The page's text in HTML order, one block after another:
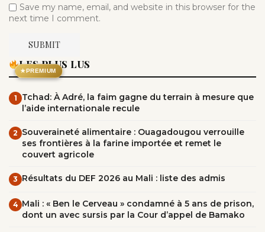
Save my name, email, and website in this browser for the
next time I comment.
★PREMIUM
LES PLUS LUS
1
Tchad: À Adré, la faim gagne du terrain à mesure que
l’aide internationale recule
2 Souveraineté alimentaire : Ouagadougou verrouille
ses frontières à la farine importée et remet le
couvert agricole
3 Résultats du DEF 2026 au Mali : liste des admis
4 Mali : « Ben le Cerveau » condamné à 5 ans de prison,
dont un avec sursis par la Cour d’appel de Bamako